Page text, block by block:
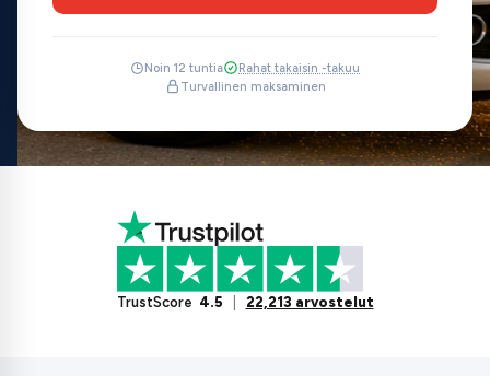
Noin 12 tuntia
Rahat takaisin -takuu
Turvallinen maksaminen
TrustScore 4.5 22,213 arvostelut